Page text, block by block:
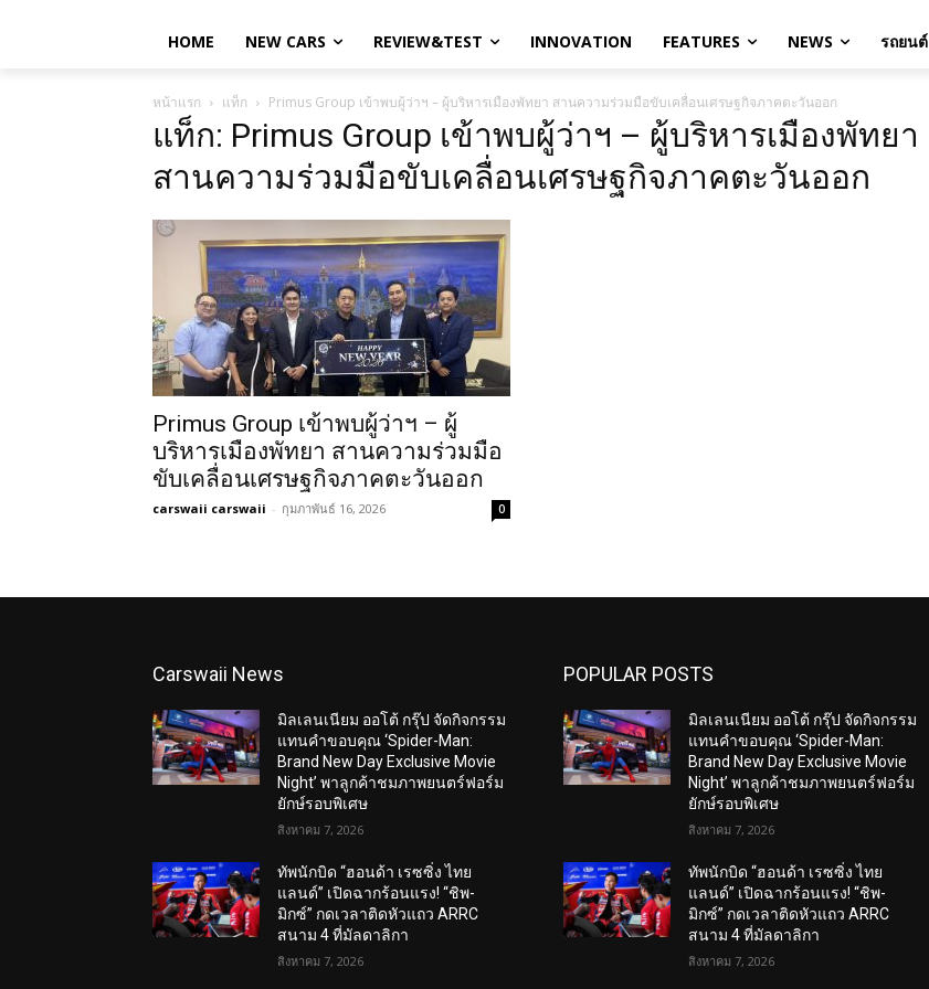
HOME NEW CARS REVIEW&TEST INNOVATION FEATURES NEWS รถยนต์
หน้าแรก แท็ก Primus Group เข้าพบผู้ว่าฯ – ผู้บริหารเมืองพัทยา สานความร่วมมือขับเคลื่อนเศรษฐกิจภาคตะวันออก
แท็ก: Primus Group เข้าพบผู้ว่าฯ – ผู้บริหารเมืองพัทยา
สานความร่วมมือขับเคลื่อนเศรษฐกิจภาคตะวันออก
Primus Group เข้าพบผู้ว่าฯ – ผู้
บริหารเมืองพัทยา สานความร่วมมือ
ขับเคลื่อนเศรษฐกิจภาคตะวันออก
carswaii carswaii - กุมภาพันธ์ 16, 2026 0
Carswaii News
มิลเลนเนียม ออโต้ กรุ๊ป จัดกิจกรรม
แทนคำขอบคุณ ‘Spider-Man:
Brand New Day Exclusive Movie
Night’ พาลูกค้าชมภาพยนตร์ฟอร์ม
ยักษ์รอบพิเศษ
สิงหาคม 7, 2026
ทัพนักบิด “ฮอนด้า เรซซิ่ง ไทย
แลนด์” เปิดฉากร้อนแรง! “ชิพ-
มิกซ์” กดเวลาติดหัวแถว ARRC
สนาม 4 ที่มัลดาลิกา
สิงหาคม 7, 2026
POPULAR POSTS
มิลเลนเนียม ออโต้ กรุ๊ป จัดกิจกรรม
แทนคำขอบคุณ ‘Spider-Man:
Brand New Day Exclusive Movie
Night’ พาลูกค้าชมภาพยนตร์ฟอร์ม
ยักษ์รอบพิเศษ
สิงหาคม 7, 2026
ทัพนักบิด “ฮอนด้า เรซซิ่ง ไทย
แลนด์” เปิดฉากร้อนแรง! “ชิพ-
มิกซ์” กดเวลาติดหัวแถว ARRC
สนาม 4 ที่มัลดาลิกา
สิงหาคม 7, 2026